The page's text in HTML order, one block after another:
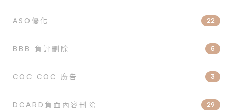
ASO優化 22
BBB 負評刪除 5
COC COC 廣告 3
DCARD負面內容刪除 29